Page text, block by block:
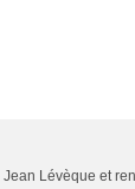
Lévèque et